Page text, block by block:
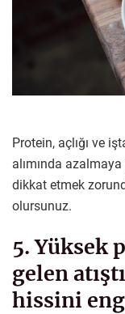
Protein, açlığı ve
alımında
dikkat etmek
olursunuz.
5. Yüksek
gelen
hissini